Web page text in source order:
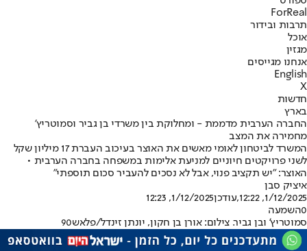
ForReal
תרבות ובידור
אוכל
מגזין
אנחנו מגייסים
English
X
חדשות
בארץ
החברה הערבית מדממת - ומחלוקת בין משרדי בן גביר וסמוטריץ'
מחמירה את המצב
המשרד לביטחון לאומי מאשים את האוצר בעיכוב העברת 17 מיליון שקל
לשני פרויקטים חיוניים למניעת אלימות במשפחה בחברה הערבית •
האוצר: "יש תקציב פנוי, אבל לא נסכים להעביר סכום תוספתי"
איציק סבן
1/12/2025, 12:22
,עודכן1/12/2025, 12:23
0השמעה
סמוטריץ' ובן גביר. צילום: אורן בן חקון, יונתן זינדל/פלאש90